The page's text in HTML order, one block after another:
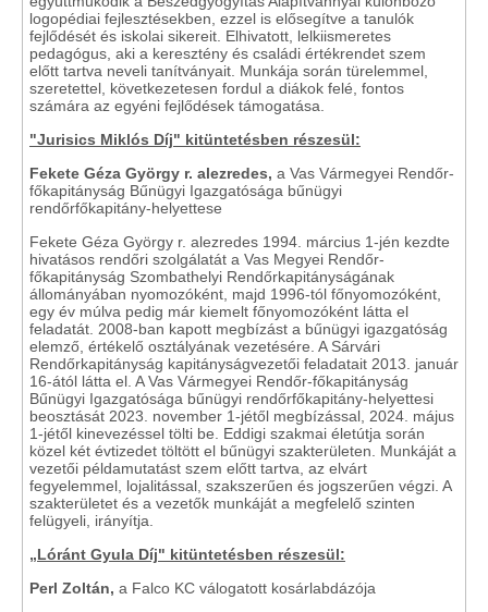
logopédiai fejlesztésekben, ezzel is elősegítve a tanulók
fejlődését és iskolai sikereit. Elhivatott, lelkiismeretes
pedagógus, aki a keresztény és családi értékrendet szem
előtt tartva neveli tanítványait. Munkája során türelemmel,
szeretettel, következetesen fordul a diákok felé, fontos
számára az egyéni fejlődések támogatása.
"Jurisics Miklós Díj" kitüntetésben részesül:
Fekete Géza György r. alezredes, a Vas Vármegyei Rendőr-
főkapitányság Bűnügyi Igazgatósága bűnügyi
rendőrfőkapitány-helyettese
Fekete Géza György r. alezredes 1994. március 1-jén kezdte
hivatásos rendőri szolgálatát a Vas Megyei Rendőr-
főkapitányság Szombathelyi Rendőrkapitányságának
állományában nyomozóként, majd 1996-tól főnyomozóként,
egy év múlva pedig már kiemelt főnyomozóként látta el
feladatát. 2008-ban kapott megbízást a bűnügyi igazgatóság
elemző, értékelő osztályának vezetésére. A Sárvári
Rendőrkapitányság kapitányságvezetői feladatait 2013. január
16-ától látta el. A Vas Vármegyei Rendőr-főkapitányság
Bűnügyi Igazgatósága bűnügyi rendőrfőkapitány-helyettesi
beosztását 2023. november 1-jétől megbízással, 2024. május
1-jétől kinevezéssel tölti be. Eddigi szakmai életútja során
közel két évtizedet töltött el bűnügyi szakterületen. Munkáját a
vezetői példamutatást szem előtt tartva, az elvárt
fegyelemmel, lojalitással, szakszerűen és jogszerűen végzi. A
szakterületet és a vezetők munkáját a megfelelő szinten
felügyeli, irányítja.
„Lóránt Gyula Díj" kitüntetésben részesül:
Perl Zoltán, a Falco KC válogatott kosárlabdázója